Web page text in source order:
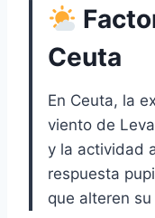
Ceuta
En Ceuta, la
viento de
y la actividad
respuesta
que alteren